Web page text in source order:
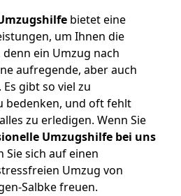
bietet eine
um Ihnen die
ein Umzug nach
aufregende, aber auch
gibt so viel zu
bedenken, und oft fehlt
zu erledigen. Wenn Sie
Umzugshilfe bei uns
Sie sich auf einen
Umzug von
Salbke freuen.